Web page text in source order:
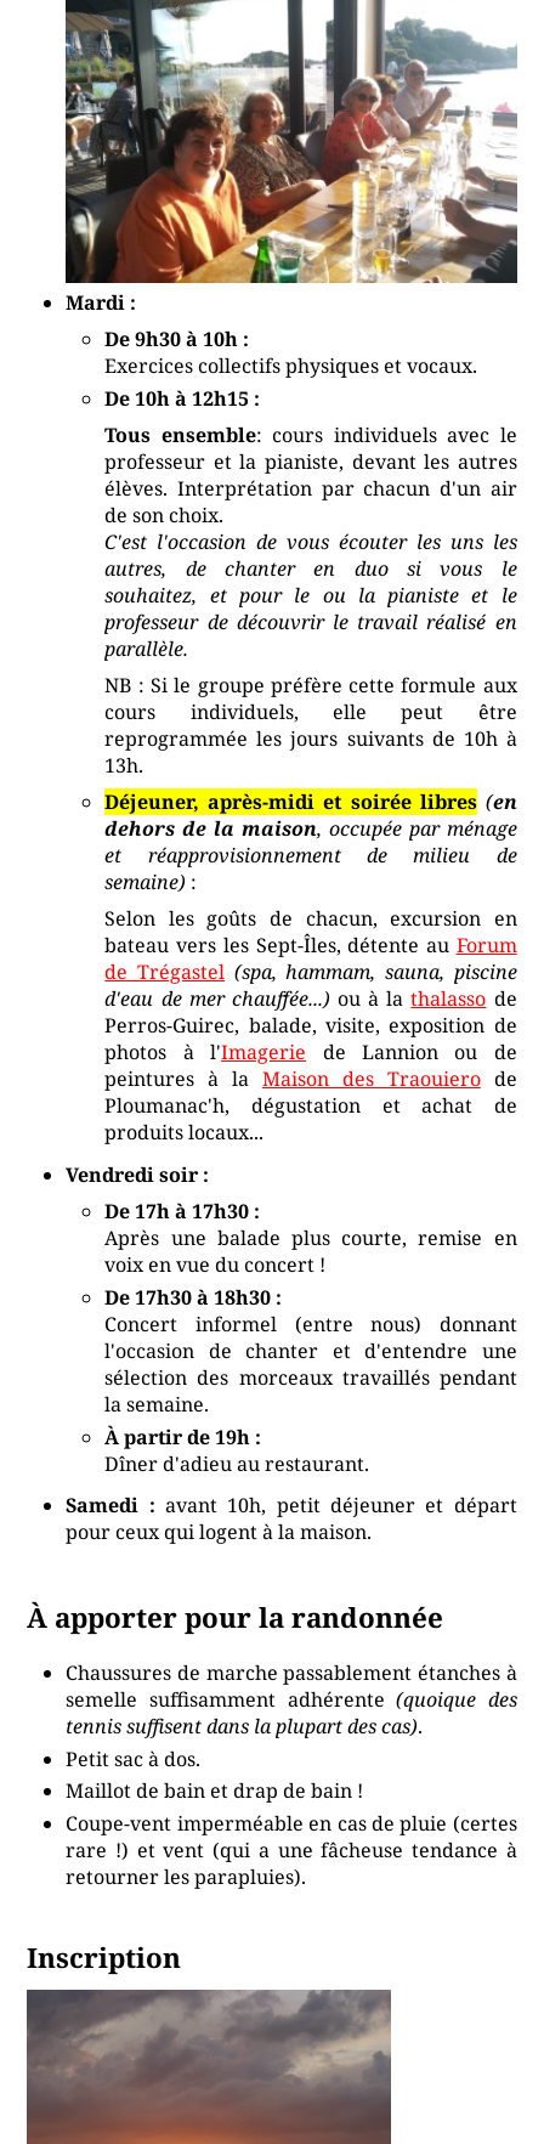
Mardi :
De 9h30 à 10h :
Exercices collectifs physiques et vocaux.
De 10h à 12h15 :
Tous ensemble: cours individuels avec le
professeur et la pianiste, devant les autres
élèves. Interprétation par chacun d'un air
de son choix.
C'est l'occasion de vous écouter les uns les
autres, de chanter en duo si vous le
souhaitez, et pour le ou la pianiste et le
professeur de découvrir le travail réalisé en
parallèle.
NB : Si le groupe préfère cette formule aux
cours individuels, elle peut être
reprogrammée les jours suivants de 10h à
13h.
Déjeuner, après-midi et soirée libres (en
dehors de la maison, occupée par ménage
et réapprovisionnement de milieu de
semaine) :
Selon les goûts de chacun, excursion en
bateau vers les Sept-Îles, détente au Forum
de Trégastel (spa, hammam, sauna, piscine
d'eau de mer chauffée...) ou à lathalasso de
Perros-Guirec, balade, visite, exposition de
photos à l'Imagerie de Lannion ou de
peintures à la Maison des Traouierode
Ploumanac'h, dégustation et achat de
produits locaux...
Vendredi soir :
De 17h à 17h30 :
Après une balade plus courte, remise en
voix en vue du concert !
De 17h30 à 18h30 :
Concert informel (entre nous) donnant
l'occasion de chanter et d'entendre une
sélection des morceaux travaillés pendant
la semaine.
À partir de 19h :
Dîner d'adieu au restaurant.
Samedi : avant 10h, petit déjeuner et départ
pour ceux qui logent à la maison.
À apporter pour la randonnée
Chaussures de marche passablement étanches à
semelle suffisamment adhérente(quoique des
tennis suffisent dans la plupart des cas).
Petit sac à dos.
Maillot de bain et drap de bain !
Coupe-vent imperméable en cas de pluie (certes
rare !) et vent (qui a une fâcheuse tendance à
retourner les parapluies).
Inscription